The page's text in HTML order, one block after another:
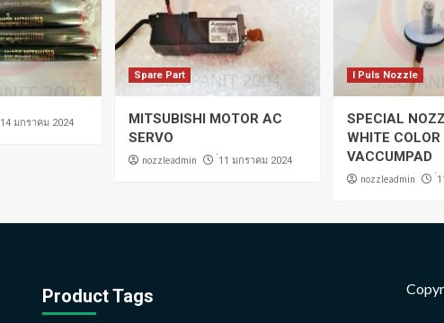
่14 มกราคม 2024
Spare Part
MITSUBISHI MOTOR AC
SERVO
nozzleadmin ่11 มกราคม 2024
I Puls Nozzle
SPECIAL
WHITE COLOR
VACCUMPAD
nozzleadmin
Product Tags